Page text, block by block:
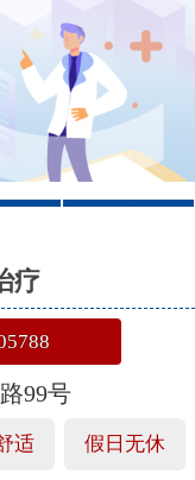
4
疗
99号
适 假日无休